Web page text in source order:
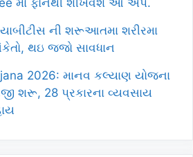
મા ફોનથી શીખવશે આ એપ.
ની શરૂઆતમા શરીરમા
થઇ જજો સાવધાન
2026: માનવ કલ્યાણ યોજના
શરૂ, 28 પ્રકારના વ્યવસાય